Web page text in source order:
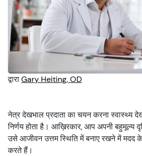
आंख की चोटें
लक्षण
आँखों की जाँच
आँखों का स्वास्थ्य
सुरक्षा
आँखों के टेस्ट
माता-पिता और बच्चे
पालतू जानवर और पशु
रखरखाव
वीडियोज़
द्वाराGary Heiting, OD
नेत्र देखभाल प्रदाता का चयन करना स्वास्थ्य
निर्णय होता है। आख़िरकार, आप अपनी बहुमूल्य
उसे आजीवन उत्तम स्थिति में बनाए रखने में मदद
करते हैं।